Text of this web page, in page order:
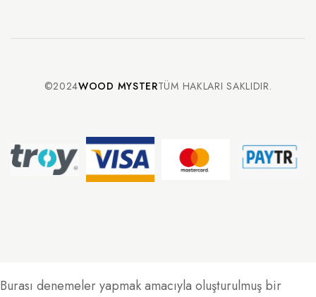
©2024WOOD MYSTERTÜM HAKLARI SAKLIDIR.
Burası denemeler yapmak amacıyla oluşturulmuş bir